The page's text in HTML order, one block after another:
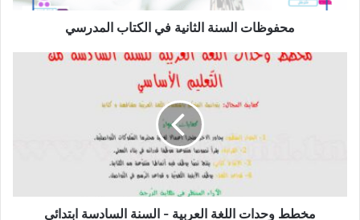
محفوظات السنة الثانية في الكتاب المدرسي
مخطط وحدات اللغة العربية - السنة السادسة ابتدائي